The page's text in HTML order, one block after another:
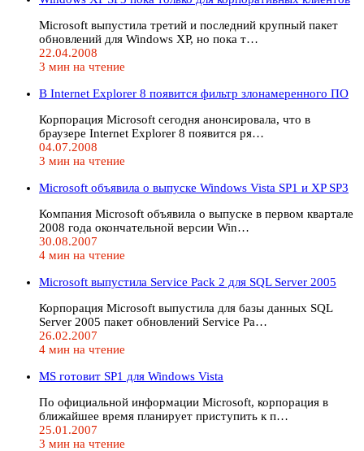
Microsoft выпустила третий и последний крупный пакет
обновлений для Windows XP, но пока т…
22.04.2008
3 мин на чтение
В Internet Explorer 8 появится фильтр злонамеренного ПО
Корпорация Microsoft сегодня анонсировала, что в
браузере Internet Explorer 8 появится ря…
04.07.2008
3 мин на чтение
Microsoft объявила о выпуске Windows Vista SP1 и XP SP3
Компания Microsoft объявила о выпуске в первом квартале
2008 года окончательной версии Win…
30.08.2007
4 мин на чтение
Microsoft выпустила Service Pack 2 для SQL Server 2005
Корпорация Microsoft выпустила для базы данных SQL
Server 2005 пакет обновлений Service Pa…
26.02.2007
4 мин на чтение
MS готовит SP1 для Windows Vista
По официальной информации Microsoft, корпорация в
ближайшее время планирует приступить к п…
25.01.2007
3 мин на чтение